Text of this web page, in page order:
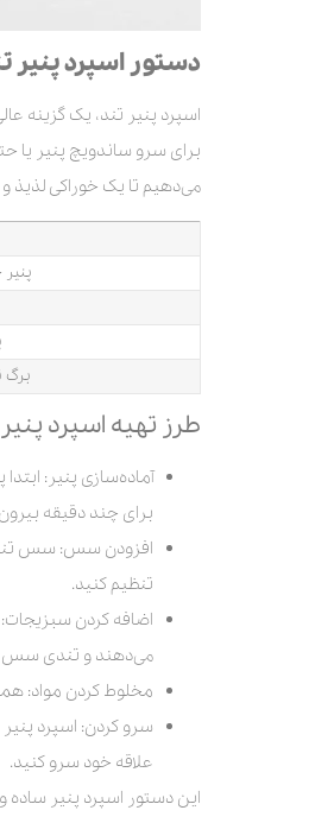
دستور اسپرد پنیر
اسپرد پنیر تند، یک گزینه
برای سرو ساندویچ پنیر یا
می‌دهیم تا یک خوراکی لذیذ و
برگ
طرز تهیه اسپرد
آماده‌سازی پنیر:
برای چند دقیقه
افزودن سس: سس تند
تنظیم کنید.
اضافه کردن
می‌دهند و تندی سس
مخلوط کردن مواد:
سرو کردن: اسپرد
علاقه خود سرو کنید.
این دستور اسپرد پنیر